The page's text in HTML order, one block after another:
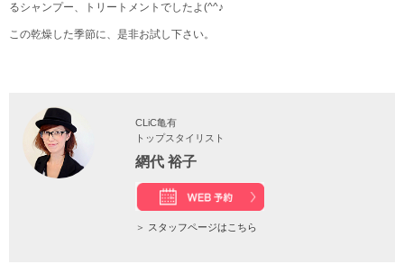
るシャンプー、トリートメントでしたよ(^^♪
この乾燥した季節に、是非お試し下さい。
CLiC亀有
トップスタイリスト
網代 裕子
＞ スタッフページはこちら